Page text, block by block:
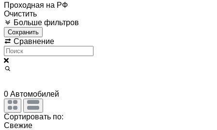
Проходная на РФ
Очистить
Больше фильтров
Сохранить
Сравнение
0 Автомобилей
Сортировать по:
Свежие